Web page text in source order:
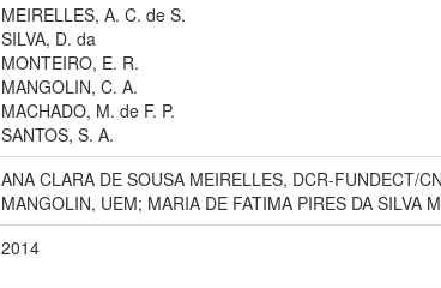
MEIRELLES, A. C. de S.
SILVA, D. da
MONTEIRO, E. R.
MANGOLIN, C. A.
MACHADO, M. de F. P.
SANTOS, S. A.
ANA CLARA DE SOUSA MEIRELLES, DCR-FUNDECT/
MANGOLIN, UEM; MARIA DE FATIMA PIRES DA SILVA
2014